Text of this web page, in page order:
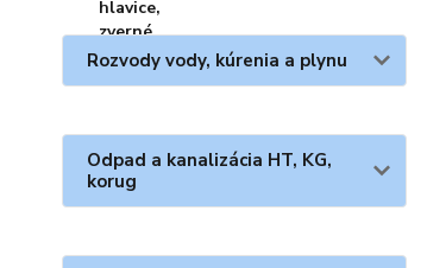
Rozvody vody, kúrenia a plynu
Odpad a kanalizácia HT, KG,
korug